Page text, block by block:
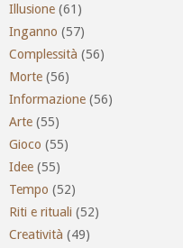
Illusione (61)
Inganno (57)
Complessità (56)
Morte (56)
Informazione (56)
Arte (55)
Gioco (55)
Idee (55)
Tempo (52)
Riti e rituali (52)
Creatività (49)